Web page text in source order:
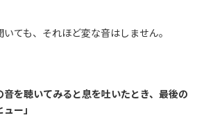
ても、それほど変な音はしません。
を聴いてみると息を吐いたとき、最後の
ー」